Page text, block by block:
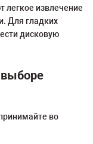
извлечение
Для гладких
дисковую
выборе
во